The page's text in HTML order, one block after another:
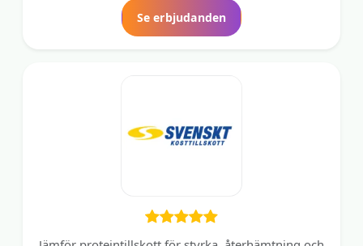
Se erbjudanden